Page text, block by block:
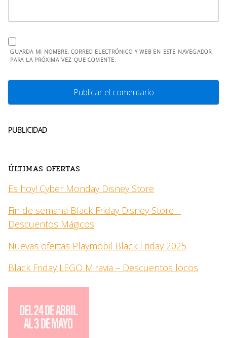
GUARDA MI NOMBRE, CORREO ELECTRÓNICO Y WEB EN ESTE NAVEGADOR
PARA LA PRÓXIMA VEZ QUE COMENTE.
PUBLICIDAD
ÚLTIMAS OFERTAS
Es hoy! Cyber Monday Disney Store
Fin de semana Black Friday Disney Store –
Descuentos Mágicos
Nuevas ofertas Playmobil Black Friday 2025
Black Friday LEGO Miravia – Descuentos locos